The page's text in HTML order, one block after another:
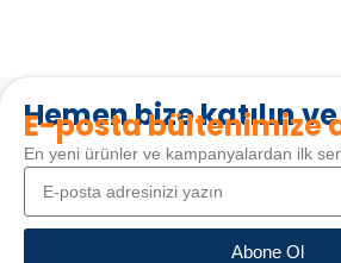
Hemen bize katılın ve
E-posta bültenimize
En yeni ürünler ve kampanyalardan ilk
Abone Ol